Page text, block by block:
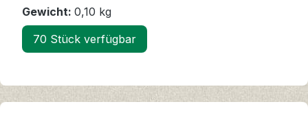
Gewicht: 0,10 kg
70 Stück verfügbar